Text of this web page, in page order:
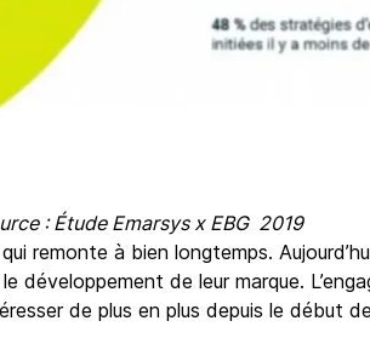
: Étude Emarsys x EBG 2019
remonte à bien longtemps.
développement de leur marque.
de plus en plus depuis le début